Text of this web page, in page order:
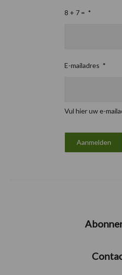
8 + 7 = *
E-mailadres *
Vul hier uw e-